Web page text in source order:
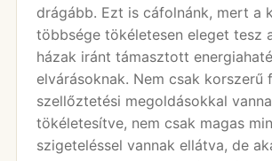
drágább. Ezt is cáfolnánk, mert a
többsége tökéletesen eleget tesz
házak iránt támasztott
elvárásoknak. Nem csak korszerű
szellőztetési megoldásokkal
tökéletesítve, nem csak magas
szigeteléssel vannak ellátva, de